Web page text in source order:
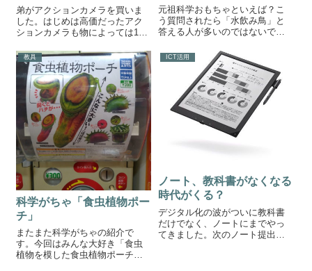
弟がアクションカメラを買いま
した。はじめは高価だったアク
ションカメラも物によっては1万
ました。スマホと連携させるこ
とで、無線でスマホにリアルタ
イムに映像を写すことができま
す。これを見て思いました。
「授業に使える！...
元祖科学おもちゃといえば？こ
う質問されたら「水飲み鳥」と
答える人が多いのではないでし
ーバード」と呼ばれることもあ
ります。今回はそんな水飲み鳥
について書きます。≒永久機関？
水飲み鳥を科学する 水飲み鳥は
頭部と腹部に...
教具
科学がちゃ「食虫植物ポー
チ」
またまた科学がちゃの紹介で
す。今回はみんな大好き「食虫
植物を模した食虫植物ポーチ」
ICT活用
ノート、教科書がなくなる
時代がくる？
デジタル化の波がついに教科書
だけでなく、ノートにまでやっ
てきました。次のノート提出に